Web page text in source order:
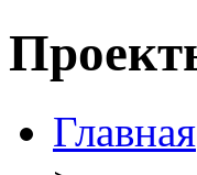
Главная